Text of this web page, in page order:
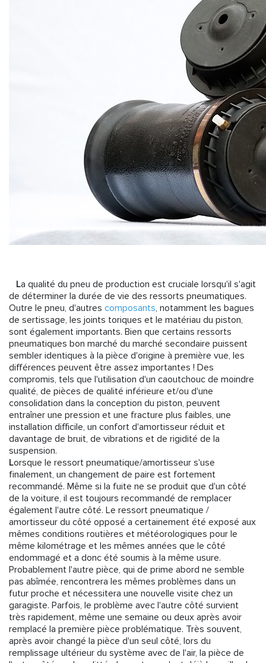
La qualité du pneu de production est cruciale lorsqu'il s'agit
de déterminer la durée de vie des ressorts pneumatiques.
Outre le pneu, d'autres composants, notamment les bagues
de sertissage, les joints toriques et le matériau du piston,
sont également importants. Bien que certains ressorts
pneumatiques bon marché du marché secondaire puissent
sembler identiques à la pièce d'origine à première vue, les
différences peuvent être assez importantes ! Des
compromis, tels que l'utilisation d'un caoutchouc de moindre
qualité, de pièces de qualité inférieure et/ou d'une
consolidation dans la conception du piston, peuvent
entraîner une pression et une fracture plus faibles, une
installation difficile, un confort d'amortisseur réduit et
davantage de bruit, de vibrations et de rigidité de la
suspension.
Lorsque le ressort pneumatique/amortisseur s'use
finalement, un changement de paire est fortement
recommandé. Même si la fuite ne se produit que d'un côté
de la voiture, il est toujours recommandé de remplacer
également l'autre côté. Le ressort pneumatique /
amortisseur du côté opposé a certainement été exposé aux
mêmes conditions routières et météorologiques pour le
même kilométrage et les mêmes années que le côté
endommagé et a donc été soumis à la même usure.
Probablement l'autre pièce, qui de prime abord ne semble
pas abîmée, rencontrera les mêmes problèmes dans un
futur proche et nécessitera une nouvelle visite chez un
garagiste. Parfois, le problème avec l'autre côté survient
très rapidement, même une semaine ou deux après avoir
remplacé la première pièce problématique. Très souvent,
après avoir changé la pièce d'un seul côté, lors du
remplissage ultérieur du système avec de l'air, la pièce de